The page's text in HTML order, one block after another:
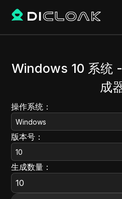
Windows 10 系统
成
操作系统：
Windows
版本号：
10
生成数量：